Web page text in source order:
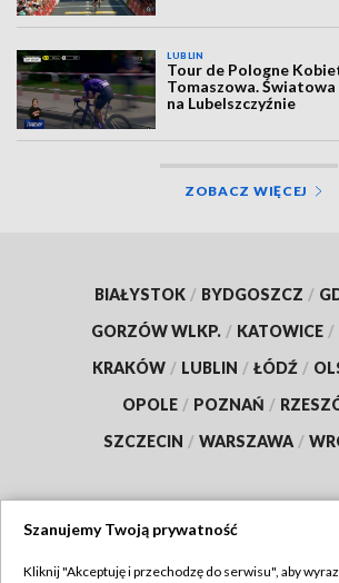
LUBLIN
Tour de Pologne
Tomaszowa. Światowa
na Lubelszczyźnie
ZOBACZ WIĘCEJ
BIAŁYSTOK / BYDGOSZCZ /
GORZÓW WLKP. / KATOWICE /
KRAKÓW / LUBLIN / ŁÓDŹ /
OPOLE / POZNAŃ /
SZCZECIN / WARSZAWA /
Szanujemy Twoją prywatność
Kliknij "Akceptuję i przechodzę do serwisu", aby